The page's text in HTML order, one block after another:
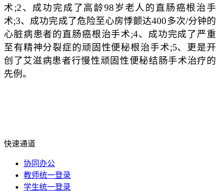
术;2、成功完成了高龄98岁老人的直肠癌根治手
术;3、成功完成了危险至心房悸颤达400多次/分钟的
心脏病患者的直肠癌根治手术;4、成功完成了严重
至有精神分裂症的顽固性便秘根治手术;5、更是开
创了艾滋病患者行慢性顽固性便秘结肠手术治疗的
先例。
快速通道
协同办公
教师统一登录
学生统一登录